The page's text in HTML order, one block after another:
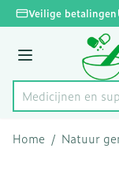
Ga naar de inhoud
1 van 1
Veilige betalingen
Menu
Product, merk,
Home / Natuur